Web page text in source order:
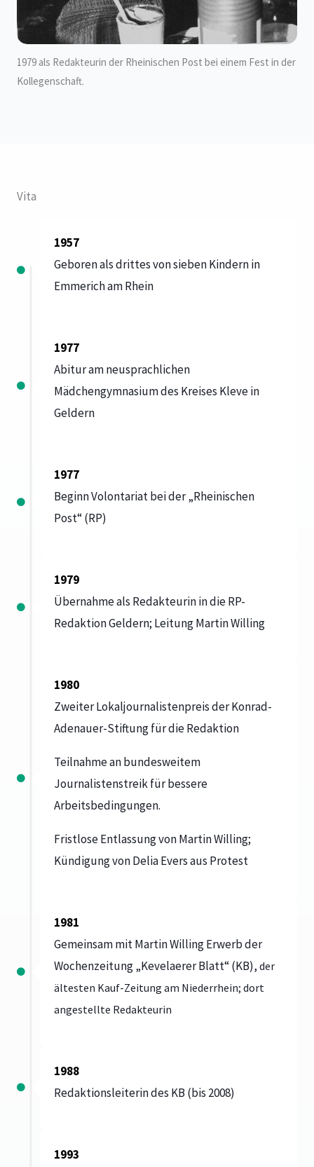
1979 als Redakteurin der Rheinischen Post bei einem Fest in der
Kollegenschaft.
Vita
1957
Geboren als drittes von sieben Kindern in
Emmerich am Rhein
1977
Abitur am neusprachlichen
Mädchengymnasium des Kreises Kleve in
Geldern
1977
Beginn Volontariat bei der „Rheinischen
Post“ (RP)
1979
Übernahme als Redakteurin in die RP-
Redaktion Geldern; Leitung Martin Willing
1980
Zweiter Lokaljournalistenpreis der Konrad-
Adenauer-Stiftung für die Redaktion
Teilnahme an bundesweitem
Journalistenstreik für bessere
Arbeitsbedingungen.
Fristlose Entlassung von Martin Willing;
Kündigung von Delia Evers aus Protest
1981
Gemeinsam mit Martin Willing Erwerb der
Wochenzeitung „Kevelaerer Blatt“ (KB), der
ältesten Kauf-Zeitung am Niederrhein; dort
angestellte Redakteurin
1988
Redaktionsleiterin des KB (bis 2008)
1993